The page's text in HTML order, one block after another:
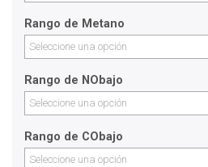
Rango de Metano
Seleccione una opción
Rango de NObajo
Seleccione una opción
Rango de CObajo
Seleccione una opción